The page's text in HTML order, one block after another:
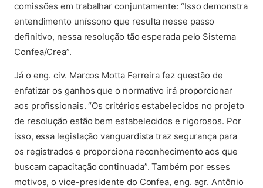
comissões em trabalhar conjuntamente: “Isso demonstra
entendimento uníssono que resulta nesse passo
definitivo, nessa resolução tão esperada pelo Sistema
Confea/Crea”.
Já o eng. civ. Marcos Motta Ferreira fez questão de
enfatizar os ganhos que o normativo irá proporcionar
aos profissionais. “Os critérios estabelecidos no projeto
de resolução estão bem estabelecidos e rigorosos. Por
isso, essa legislação vanguardista traz segurança para
os registrados e proporciona reconhecimento aos que
buscam capacitação continuada”. Também por esses
motivos, o vice-presidente do Confea, eng. agr. Antônio